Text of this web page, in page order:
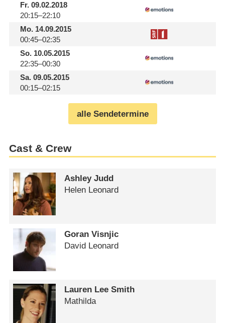
Fr.09.02.2018
20:15–22:10
Mo.14.09.2015
00:45–02:35
So.10.05.2015
22:35–00:30
Sa.09.05.2015
00:15–02:15
alle Sendetermine
Cast & Crew
Ashley Judd
Helen Leonard
Goran Visnjic
David Leonard
Lauren Lee Smith
Mathilda